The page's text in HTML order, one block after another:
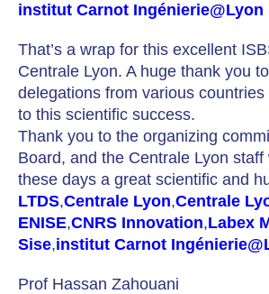
institut Carnot Ingénierie@Lyon
That’s a wrap for this excellent
Centrale Lyon. A huge thank you
delegations from various countries
to this scientific success.
Thank you to the organizing
Board, and the Centrale Lyon staff
these days a great scientific and
LTDS,Centrale Lyon,Centrale
ENISE,CNRS Innovation,Labex
Sise,institut Carnot
Prof Hassan Zahouani